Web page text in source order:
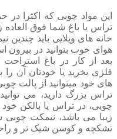
این مواد چوبی که اکثرا
تراس یا باغ شما فوق
خانه های ویلایی باید چندین
هوای خوب بتوانید در بیرون
بعد از کار در باغ
فلزی بخرید یا خودتان آن
های خود میتوانید از پالت
تراس بزرگ دارید، می
چوبی، در تراس یا بالکن خود
زیبا می باشد، نیمکت چوبی
تشکچه و کوسن شیک تر و